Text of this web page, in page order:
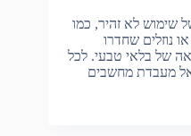
שימוש לא זהיר, כמו
נוזלים שחדרו
של בלאי טבעי. לכל
אל מעבדת מחשבים